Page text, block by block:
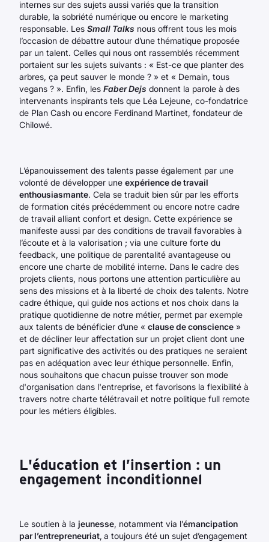
internes sur des sujets aussi variés que la transition
durable, la sobriété numérique ou encore le marketing
responsable. Les Small Talks nous offrent tous les mois
l’occasion de débattre autour d’une thématique proposée
par un talent. Celles qui nous ont rassemblés récemment
portaient sur les sujets suivants : « Est-ce que planter des
arbres, ça peut sauver le monde ? » et « Demain, tous
vegans ? ». Enfin, les Faber Dejs donnent la parole à des
intervenants inspirants tels que Léa Lejeune, co-fondatrice
de Plan Cash ou encore Ferdinand Martinet, fondateur de
Chilowé.
L’épanouissement des talents passe également par une
volonté de développer une expérience de travail
enthousiasmante. Cela se traduit bien sûr par les efforts
de formation cités précédemment ou encore notre cadre
de travail alliant confort et design. Cette expérience se
manifeste aussi par des conditions de travail favorables à
l’écoute et à la valorisation ; via une culture forte du
feedback, une politique de parentalité avantageuse ou
encore une charte de mobilité interne. Dans le cadre des
projets clients, nous portons une attention particulière au
sens des missions et à la liberté de choix des talents. Notre
cadre éthique, qui guide nos actions et nos choix dans la
pratique quotidienne de notre métier, permet par exemple
aux talents de bénéficier d’une « clause de conscience »
et de décliner leur affectation sur un projet client dont une
part significative des activités ou des pratiques ne seraient
pas en adéquation avec leur éthique personnelle. Enfin,
nous souhaitons que chacun puisse trouver son mode
d'organisation dans l'entreprise, et favorisons la flexibilité à
travers notre charte télétravail et notre politique full remote
pour les métiers éligibles.
L'éducation et l’insertion : un
engagement inconditionnel
Le soutien à la jeunesse, notamment via l’émancipation
par l’entrepreneuriat, a toujours été un sujet d’engagement